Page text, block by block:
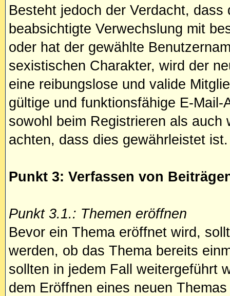
Besteht jedoch der Verdacht,
beabsichtigte Verwechslung mit
oder hat der gewählte
sexistischen Charakter, wird der
eine reibungslose und valide
gültige und funktionsfähige E-
sowohl beim Registrieren als
achten, dass dies gewährleistet ist.
Punkt 3: Verfassen von
Punkt 3.1.: Themen eröffnen
Bevor ein Thema eröffnet wird,
werden, ob das Thema bereits
sollten in jedem Fall weitergeführt
dem Eröffnen eines neuen